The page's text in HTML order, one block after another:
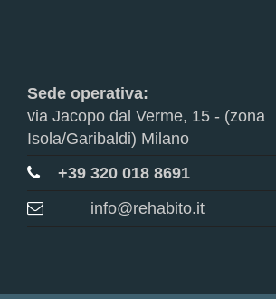
Sede operativa:
via Jacopo dal Verme, 15 - (zona
Isola/Garibaldi) Milano
+39 320 018 8691
info@rehabito.it